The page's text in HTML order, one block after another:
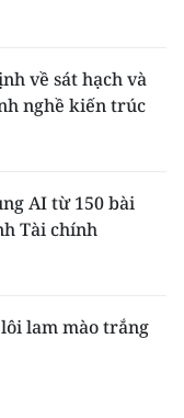
về sát hạch và
nghề kiến trúc
AI từ 150 bài
Tài chính
lam mào trắng